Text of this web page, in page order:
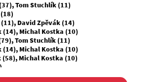
,Tom Stuchlík (11)
, David Zpěvák (14)
(14), Michal Kostka (10)
,Tom Stuchlík (11)
(14), Michal Kostka (10)
(58), Michal Kostka (10)
(19),Tom Vajdík (27)